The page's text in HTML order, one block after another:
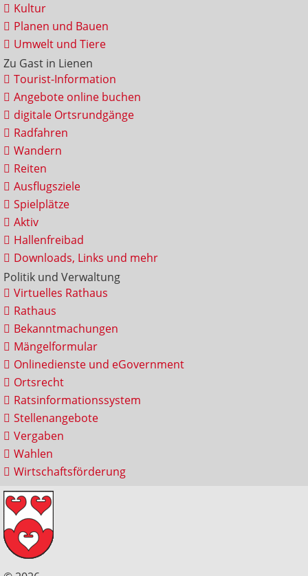
Kultur
Planen und Bauen
Umwelt und Tiere
Zu Gast in Lienen
Tourist-Information
Angebote online buchen
digitale Ortsrundgänge
Radfahren
Wandern
Reiten
Ausflugsziele
Spielplätze
Aktiv
Hallenfreibad
Downloads, Links und mehr
Politik und Verwaltung
Virtuelles Rathaus
Rathaus
Bekanntmachungen
Mängelformular
Onlinedienste und eGovernment
Ortsrecht
Ratsinformationssystem
Stellenangebote
Vergaben
Wahlen
Wirtschaftsförderung